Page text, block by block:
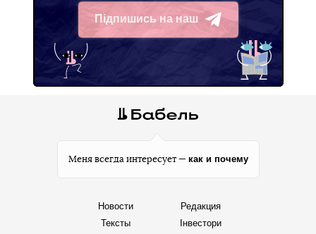
Підпишись на наш
Telegram
Меня всегда интересует — как и почему
Новости
Тексты
Редакция
Інвестори